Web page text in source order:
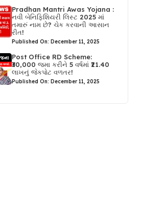
Pradhan Mantri Awas Yojana :
નવી બેનિફિશિયરી લિસ્ટ 2025 માં
તમારું નામ છે? ચેક કરવાની આસાન
રીત!
Published On: December 11, 2025
Post Office RD Scheme:
₹30,000 જમા કરીને 5 વર્ષમાં ₹21.40
લાખનું જેકપોટ વળતર!
Published On: December 11, 2025